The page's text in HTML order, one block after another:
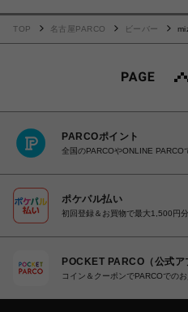
TOP 名古屋PARCO ビーバー
PARCOポイント
全国のPARCOやONLINE PARCO
ポケパル払い
初回登録＆お買物で最大1,500円
POCKET PARCO（公式ア
コイン＆クーポンでPARCOでの